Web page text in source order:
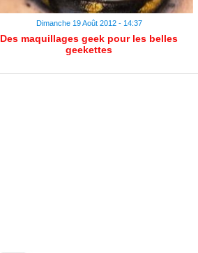
Dimanche 19 Août 2012 - 14:37
Des maquillages geek pour les belles
geekettes